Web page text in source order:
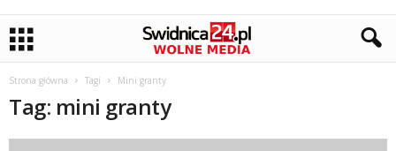
Strona główna Tagi Mini granty
Tag: mini granty